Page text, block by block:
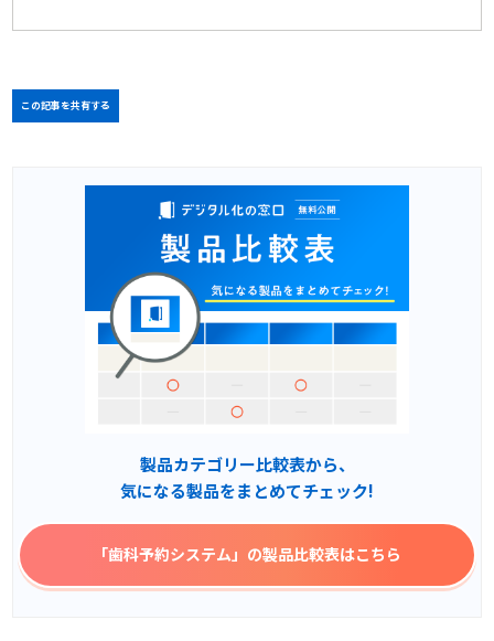
この記事を共有する
製品カテゴリー比較表から、
気になる製品をまとめてチェック!
「歯科予約システム」 の製品比較表はこちら